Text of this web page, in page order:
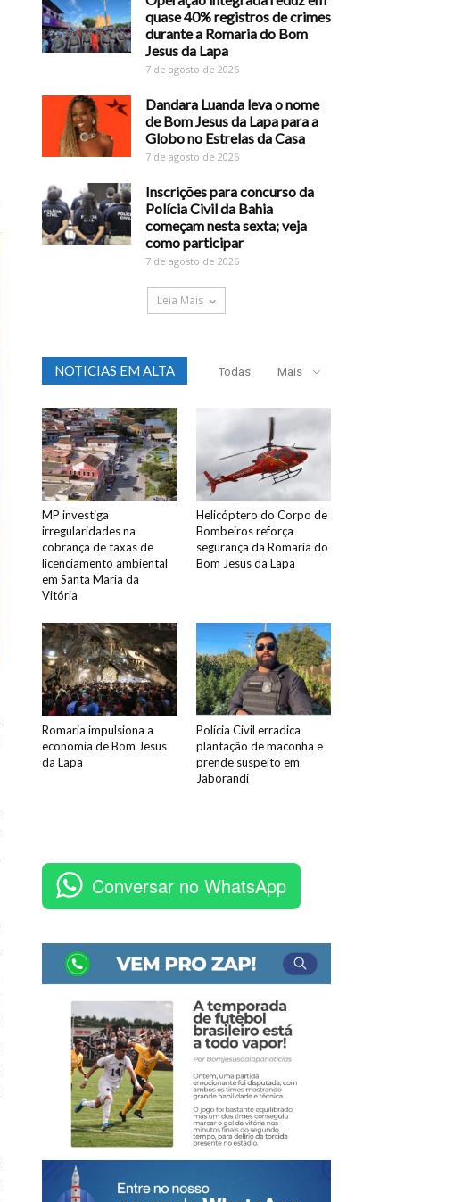
quase 40% registros de crimes
durante a Romaria do Bom
Jesus da Lapa
7 de agosto de 2026
Dandara Luanda leva o nome
de Bom Jesus da Lapa para a
Globo no Estrelas da Casa
7 de agosto de 2026
Inscrições para concurso da
Polícia Civil da Bahia
começam nesta sexta; veja
como participar
7 de agosto de 2026
Leia Mais
NOTICIAS EM ALTA Todas Mais
MP investiga
irregularidades na
cobrança de taxas de
licenciamento ambiental
em Santa Maria da
Vitória
Helicóptero do Corpo de
Bombeiros reforça
segurança da Romaria do
Bom Jesus da Lapa
Romaria impulsiona a
economia de Bom Jesus
da Lapa
Polícia Civil erradica
plantação de maconha e
prende suspeito em
Jaborandi
Conversar no WhatsApp